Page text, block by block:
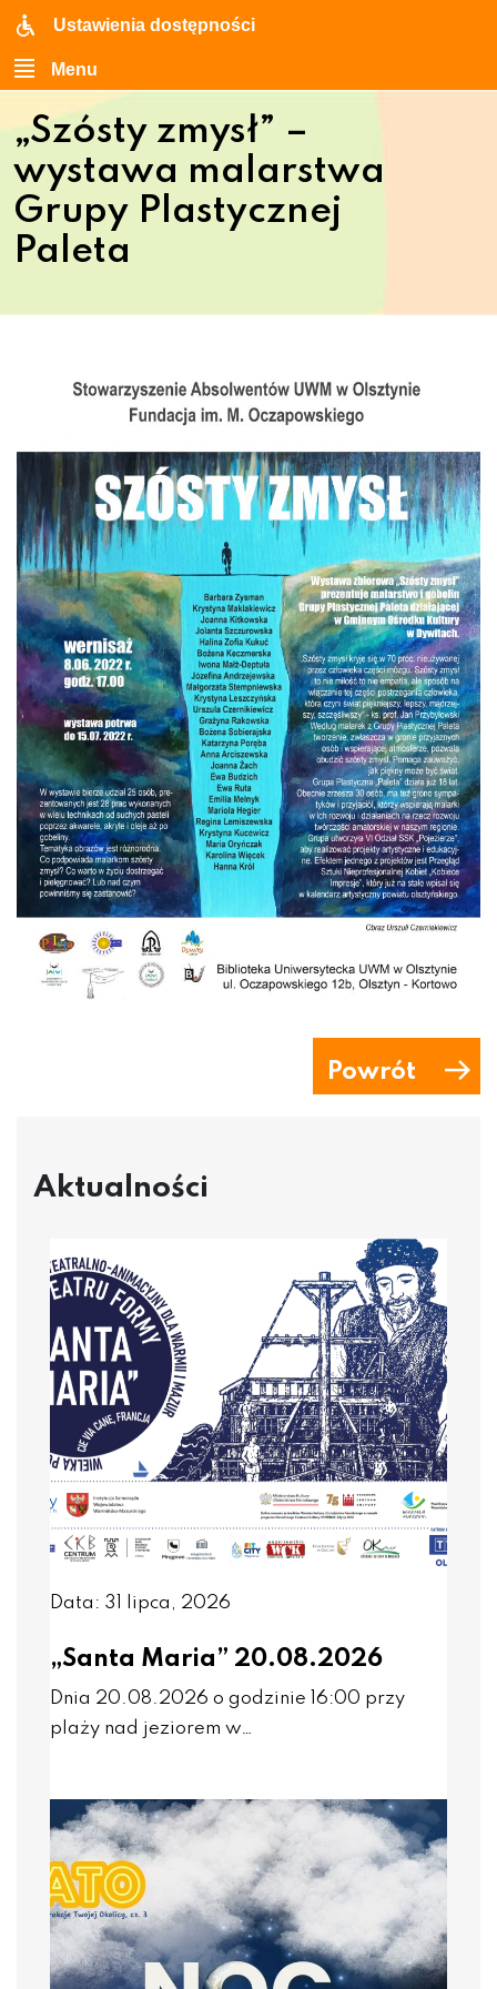
Ustawienia dostępności
Menu
„Szósty zmysł” –
wystawa malarstwa
Grupy Plastycznej
Paleta
Powrót
Aktualności
Data: 31 lipca, 2026
„Santa Maria” 20.08.2026
Dnia 20.08.2026 o godzinie 16:00 przy
plaży nad jeziorem w…